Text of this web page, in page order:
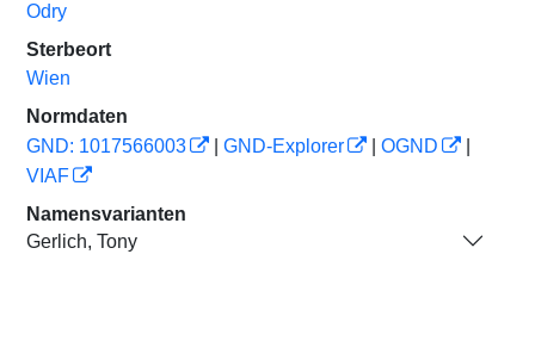
Odry
Sterbeort
Wien
Normdaten
GND: 1017566003
GND-Explorer OGND
VIAF
Namensvarianten
Gerlich, Tony